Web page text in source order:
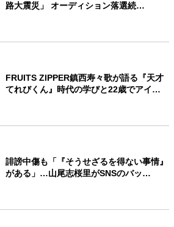
路大震災」 オーディション落選続…
FRUITS ZIPPER鎮西寿々歌が語る『天才
てれびくん』時代の学びと22歳でアイ…
誹謗中傷も「『そうせざるを得ない事情』
がある」…山尾志桜里がSNSのバッ…